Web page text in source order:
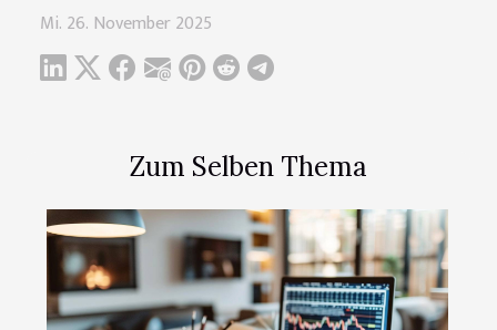
Zum Selben Thema
Mi. 26. November 2025